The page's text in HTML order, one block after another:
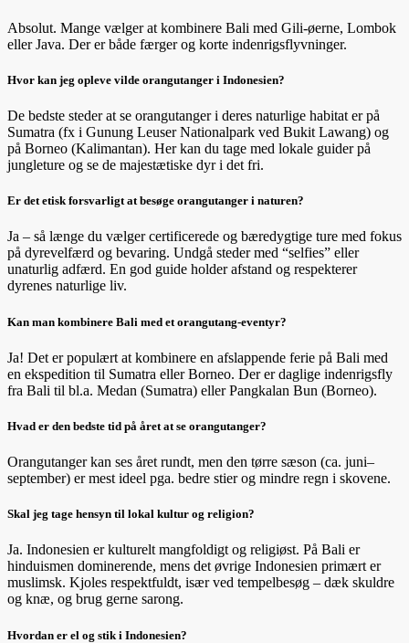
Absolut. Mange vælger at kombinere Bali med Gili-øerne, Lombok
eller Java. Der er både færger og korte indenrigsflyvninger.
Hvor kan jeg opleve vilde orangutanger i Indonesien?
De bedste steder at se orangutanger i deres naturlige habitat er på
Sumatra (fx i Gunung Leuser Nationalpark ved Bukit Lawang) og
på Borneo (Kalimantan). Her kan du tage med lokale guider på
jungleture og se de majestætiske dyr i det fri.
Er det etisk forsvarligt at besøge orangutanger i naturen?
Ja – så længe du vælger certificerede og bæredygtige ture med fokus
på dyrevelfærd og bevaring. Undgå steder med “selfies” eller
unaturlig adfærd. En god guide holder afstand og respekterer
dyrenes naturlige liv.
Kan man kombinere Bali med et orangutang-eventyr?
Ja! Det er populært at kombinere en afslappende ferie på Bali med
en ekspedition til Sumatra eller Borneo. Der er daglige indenrigsfly
fra Bali til bl.a. Medan (Sumatra) eller Pangkalan Bun (Borneo).
Hvad er den bedste tid på året at se orangutanger?
Orangutanger kan ses året rundt, men den tørre sæson (ca. juni–
september) er mest ideel pga. bedre stier og mindre regn i skovene.
Skal jeg tage hensyn til lokal kultur og religion?
Ja. Indonesien er kulturelt mangfoldigt og religiøst. På Bali er
hinduismen dominerende, mens det øvrige Indonesien primært er
muslimsk. Kjoles respektfuldt, især ved tempelbesøg – dæk skuldre
og knæ, og brug gerne sarong.
Hvordan er el og stik i Indonesien?